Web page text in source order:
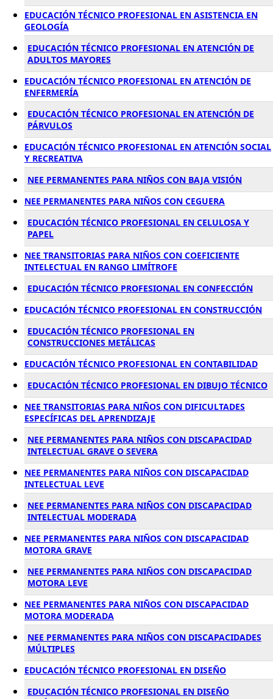
EDUCACIÓN TÉCNICO PROFESIONAL EN ASISTENCIA EN
GEOLOGÍA
EDUCACIÓN TÉCNICO PROFESIONAL EN ATENCIÓN DE
ADULTOS MAYORES
EDUCACIÓN TÉCNICO PROFESIONAL EN ATENCIÓN DE
ENFERMERÍA
EDUCACIÓN TÉCNICO PROFESIONAL EN ATENCIÓN DE
PÁRVULOS
EDUCACIÓN TÉCNICO PROFESIONAL EN ATENCIÓN SOCIAL
Y RECREATIVA
NEE PERMANENTES PARA NIÑOS CON BAJA VISIÓN
NEE PERMANENTES PARA NIÑOS CON CEGUERA
EDUCACIÓN TÉCNICO PROFESIONAL EN CELULOSA Y
PAPEL
NEE TRANSITORIAS PARA NIÑOS CON COEFICIENTE
INTELECTUAL EN RANGO LIMÍTROFE
EDUCACIÓN TÉCNICO PROFESIONAL EN CONFECCIÓN
EDUCACIÓN TÉCNICO PROFESIONAL EN CONSTRUCCIÓN
EDUCACIÓN TÉCNICO PROFESIONAL EN
CONSTRUCCIONES METÁLICAS
EDUCACIÓN TÉCNICO PROFESIONAL EN CONTABILIDAD
EDUCACIÓN TÉCNICO PROFESIONAL EN DIBUJO TÉCNICO
NEE TRANSITORIAS PARA NIÑOS CON DIFICULTADES
ESPECÍFICAS DEL APRENDIZAJE
NEE PERMANENTES PARA NIÑOS CON DISCAPACIDAD
INTELECTUAL GRAVE O SEVERA
NEE PERMANENTES PARA NIÑOS CON DISCAPACIDAD
INTELECTUAL LEVE
NEE PERMANENTES PARA NIÑOS CON DISCAPACIDAD
INTELECTUAL MODERADA
NEE PERMANENTES PARA NIÑOS CON DISCAPACIDAD
MOTORA GRAVE
NEE PERMANENTES PARA NIÑOS CON DISCAPACIDAD
MOTORA LEVE
NEE PERMANENTES PARA NIÑOS CON DISCAPACIDAD
MOTORA MODERADA
NEE PERMANENTES PARA NIÑOS CON DISCAPACIDADES
MÚLTIPLES
EDUCACIÓN TÉCNICO PROFESIONAL EN DISEÑO
EDUCACIÓN TÉCNICO PROFESIONAL EN DISEÑO